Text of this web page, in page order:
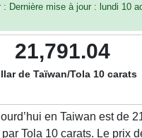
: Dernière mise à jour : lundi 10
21,791.04
de Taïwan/Tola 10 carats
en Taiwan est de
Tola 10 carats. Le prix